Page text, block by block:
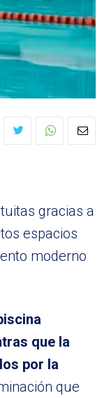
gracias a
espacios
moderno
que la
por la
que